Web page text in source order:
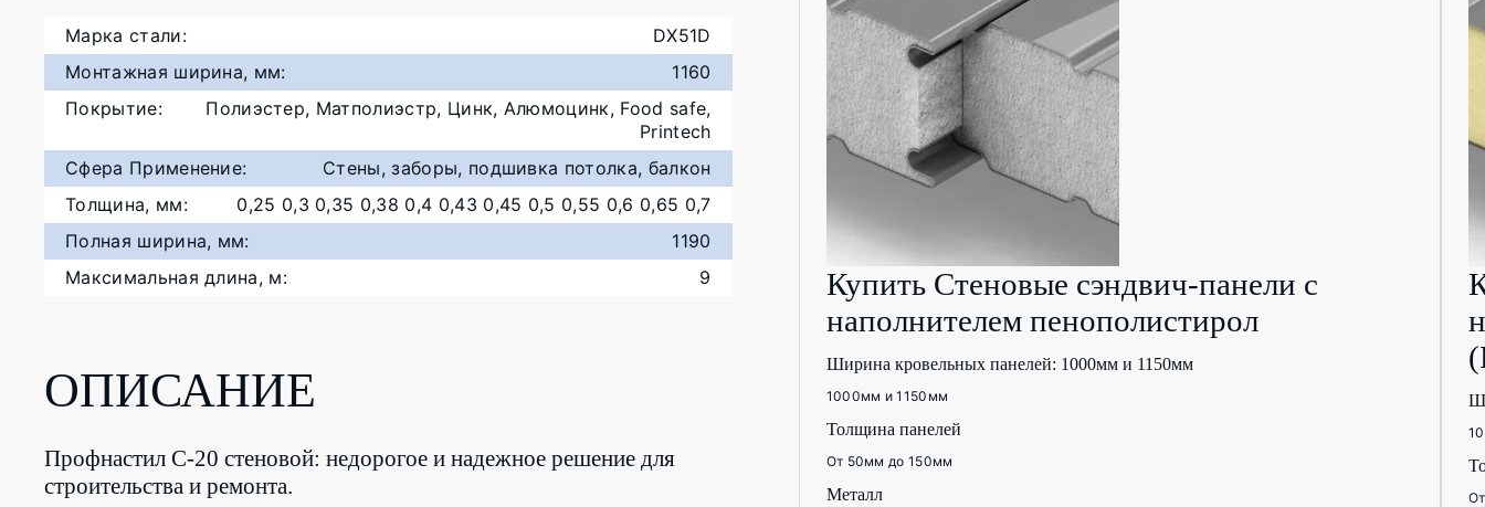
Марка стали:
DX51D
Монтажная ширина, мм:
1160
Покрытие:
Полиэстер, Матполиэстр, Цинк, Алюмоцинк, Food safe,
Printech
Сфера Применение:
Стены, заборы, подшивка потолка, балкон
Толщина, мм:
0,25 0,3 0,35 0,38 0,4 0,43 0,45 0,5 0,55 0,6 0,65 0,7
Полная ширина, мм:
1190
Максимальная длина, м:
9
ОПИСАНИЕ
Профнастил C-20 стеновой: недорогое и надежное решение для
строительства и ремонта.
Купить Стеновые сэндвич-панели с
наполнителем пенополистирол
Ширина кровельных панелей: 1000мм и 1150мм
1000мм и 1150мм
Толщина панелей
От 50мм до 150мм
Металл